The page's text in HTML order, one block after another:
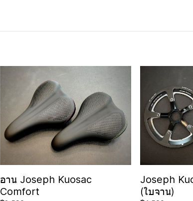
อาน Joseph Kuosac
Comfort
Joseph
(ใบจาน)